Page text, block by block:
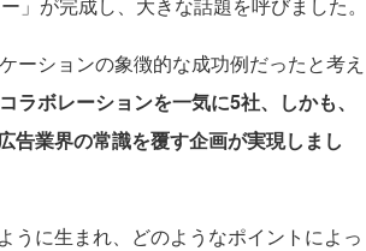
ションの象徴的な成功例だったと考え
ボレーションを一気に5社、しかも、
告業界の常識を覆す企画が実現しまし
に生まれ、どのようなポイントによっ